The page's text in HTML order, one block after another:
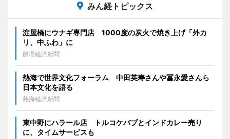
みん経トピックス
淀屋橋にウナギ専門店 1000度の炭火で焼き上げ「外カ
リ、中ふわ」に
船場経済新聞
熱海で世界文化フォーラム 中田英寿さんや冨永愛さんら
日本文化を語る
熱海経済新聞
東中野にハラール店 トルコケバブとインドカレー売り
に、タイムサービスも